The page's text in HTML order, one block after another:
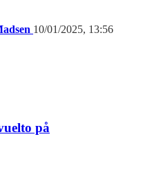
10/01/2025, 13:56
på